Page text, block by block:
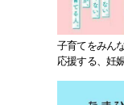
子育てをみん
応援する、妊